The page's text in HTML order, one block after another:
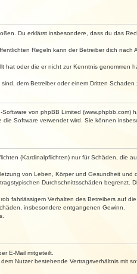
Du erklärst insbesondere, dass du das
Regeln kann der Betreiber dich nach
oder die er nicht zur Kenntnis genommen
dem Betreiber oder einem Dritten Schaden
Software von phpBB Limited
Software verwendet wird. Sie können
(Kardinalpflichten) nur für Schäden, die
von Leben, Körper und Gesundheit und
Durchschnittsschäden begrenzt.
fahrlässigem Verhalten des Betreibers auf
insbesondere entgangenen Gewinn.
E-Mail mitgeteilt.
Nutzer bestehende Vertragsverhältnis mit